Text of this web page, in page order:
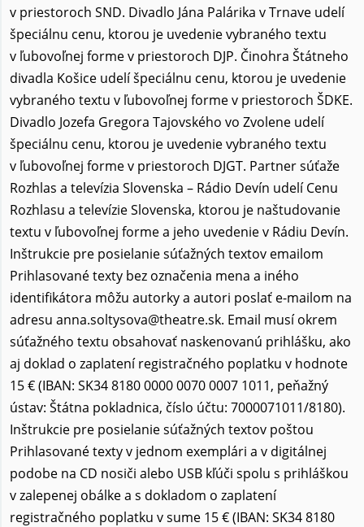
v priestoroch SND. Divadlo Jána Palárika v Trnave udelí
špeciálnu cenu, ktorou je uvedenie vybraného textu
v ľubovoľnej forme v priestoroch DJP. Činohra Štátneho
divadla Košice udelí špeciálnu cenu, ktorou je uvedenie
vybraného textu v ľubovoľnej forme v priestoroch ŠDKE.
Divadlo Jozefa Gregora Tajovského vo Zvolene udelí
špeciálnu cenu, ktorou je uvedenie vybraného textu
v ľubovoľnej forme v priestoroch DJGT. Partner súťaže
Rozhlas a televízia Slovenska – Rádio Devín udelí Cenu
Rozhlasu a televízie Slovenska, ktorou je naštudovanie
textu v ľubovoľnej forme a jeho uvedenie v Rádiu Devín.
Inštrukcie pre posielanie súťažných textov emailom
Prihlasované texty bez označenia mena a iného
identifikátora môžu autorky a autori poslať e-mailom na
adresu anna.soltysova@theatre.sk. Email musí okrem
súťažného textu obsahovať naskenovanú prihlášku, ako
aj doklad o zaplatení registračného poplatku v hodnote
15 € (IBAN: SK34 8180 0000 0070 0007 1011, peňažný
ústav: Štátna pokladnica, číslo účtu: 7000071011/8180).
Inštrukcie pre posielanie súťažných textov poštou
Prihlasované texty v jednom exemplári a v digitálnej
podobe na CD nosiči alebo USB kľúči spolu s prihláškou
v zalepenej obálke a s dokladom o zaplatení
registračného poplatku v sume 15 € (IBAN: SK34 8180